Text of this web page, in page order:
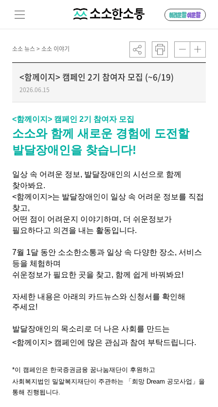
소소 뉴스 > 소소 이야기
<함께이지> 캠페인 2기 참여자 모집 (~6/19)
2026.06.15
<함께이지> 캠페인 2기 참여자 모집
소소와 함께 새로운 경험에 도전할
발달장애인을 찾습니다!
일상 속 어려운 정보, 발달장애인의 시선으로 함께
찾아봐요.
<함께이지>는 발달장애인이 일상 속 어려운 정보를 직접
찾고,
어떤 점이 어려운지 이야기하며, 더 쉬운정보가
필요하다고 의견을 내는 활동입니다.
7월 1달 동안 소소한소통과 일상 속 다양한 장소, 서비스
등을 체험하며
쉬운정보가 필요한 곳을 찾고, 함께 쉽게 바꿔봐요!
자세한 내용은 아래의 카드뉴스와 신청서를 확인해
주세요!
발달장애인의 목소리로 더 나은 사회를 만드는
<함께이지> 캠페인에 많은 관심과 참여 부탁드립니다.
*이 캠페인은 한국증권금융 꿈나눔재단이 후원하고
사회복지법인 밀알복지재단이 주관하는 「희망 Dream 공모사업 」 ​을
통해 진행됩니다.